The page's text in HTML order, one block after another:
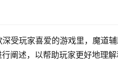
受玩家喜爱的游戏里，魔道
阐述，以帮助玩家更好地理解